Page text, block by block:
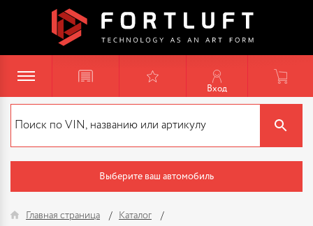
Вход
Выберите ваш автомобиль
Главная страница
Каталог